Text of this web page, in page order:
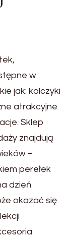
w
jak: kolczyki
atrakcyjne
Sklep
znajdują
–
perełek
dzień
okazać się